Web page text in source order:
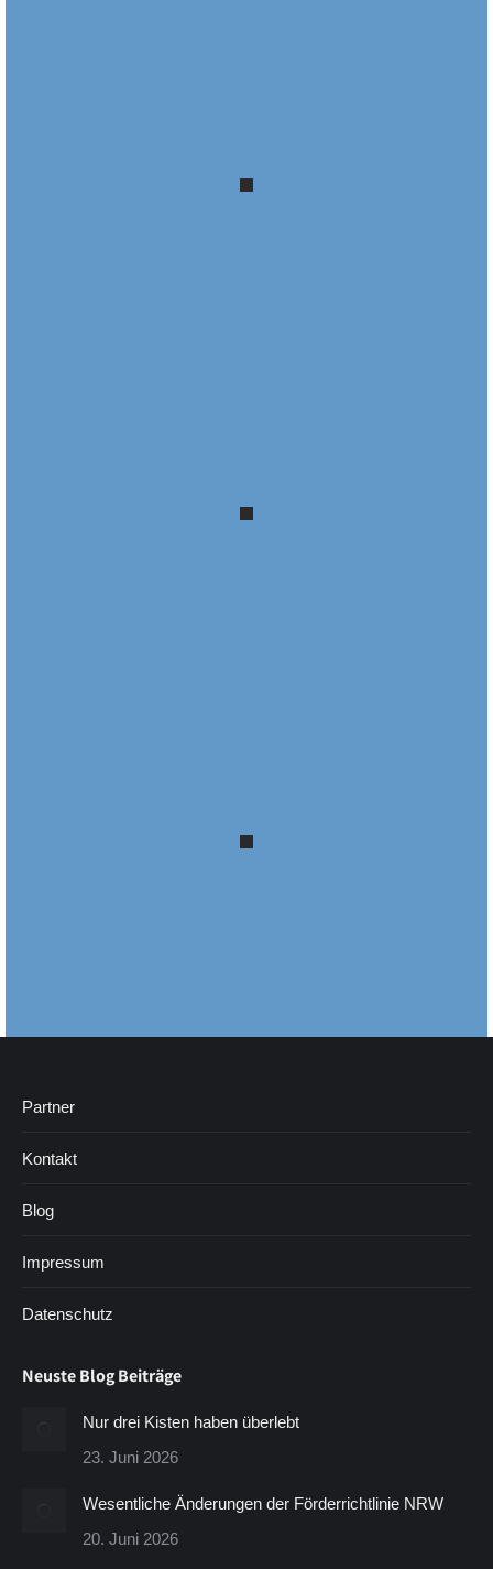
Partner
Kontakt
Blog
Impressum
Datenschutz
Neuste Blog Beiträge
Nur drei Kisten haben überlebt
23. Juni 2026
Wesentliche Änderungen der Förderrichtlinie NRW
20. Juni 2026